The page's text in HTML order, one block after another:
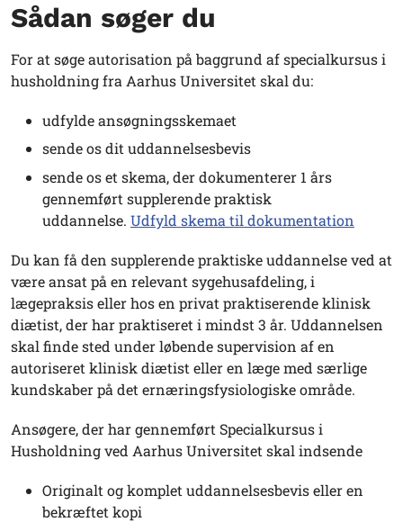
Sådan søger du
For at søge autorisation på baggrund af specialkursus i
husholdning fra Aarhus Universitet skal du:
udfylde ansøgningsskemaet
sende os dit uddannelsesbevis
sende os et skema, der dokumenterer 1 års
gennemført supplerende praktisk
uddannelse. Udfyld skema til dokumentation
Du kan få den supplerende praktiske uddannelse ved at
være ansat på en relevant sygehusafdeling, i
lægepraksis eller hos en privat praktiserende klinisk
diætist, der har praktiseret i mindst 3 år. Uddannelsen
skal finde sted under løbende supervision af en
autoriseret klinisk diætist eller en læge med særlige
kundskaber på det ernæringsfysiologiske område.
Ansøgere, der har gennemført Specialkursus i
Husholdning ved Aarhus Universitet skal indsende
Originalt og komplet uddannelsesbevis eller en
bekræftet kopi